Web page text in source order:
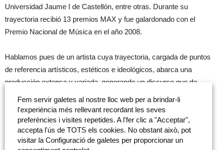
Universidad Jaume I de Castellón, entre otras. Durante su
trayectoria recibió 13 premios MAX y fue galardonado con el
Premio Nacional de Música en el año 2008.
Hablamos pues de un artista cuya trayectoria, cargada de puntos
de referencia artísticos, estéticos e ideológicos, abarca una
producción extensa y variada, generando un discurso que da
contradicciones del pensamiento y de la vanguardia artística de
las últimas décadas.
La Fundación Caja Castellón, con la colaboración de la
Fem servir galetes al nostre lloc web per a brindar-li
l'experiència més rellevant recordant les seves
preferències i visites repetides. A l'fer clic a "Acceptar",
accepta l'ús de TOTS els cookies. No obstant això, pot
visitar la Configuració de galetes per proporcionar un